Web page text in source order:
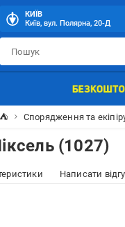
КИЇВ
Київ, вул. Полярна, 20-Д
Спорядження та
(1027)
Написати